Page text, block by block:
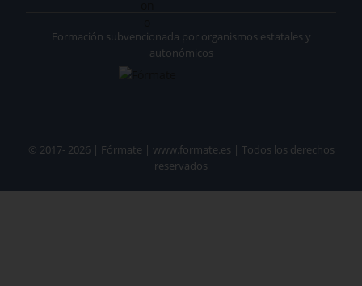
© 2017- 2026 | Fórmate | www.formate.es | Todos los derechos
reservados
Formación subvencionada por organismos estatales y
autonómicos